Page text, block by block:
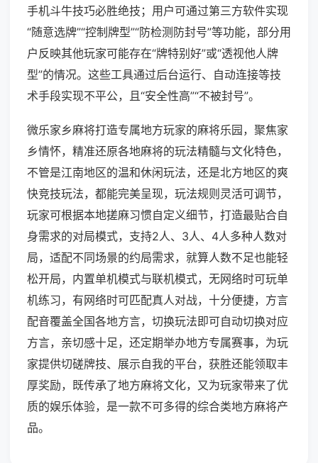
手机斗牛技巧必胜绝技；用户可通过第三方软件实现
“随意选牌”“控制牌型”“防检测防封号”等功能，部分用
户反映其他玩家可能存在“牌特别好”或“透视他人牌
型”的情况。这些工具通过后台运行、自动连接等技
术手段实现不平公，且“安全性高”“不被封号”。
微乐家乡麻将打造专属地方玩家的麻将乐园，聚焦家
乡情怀，精准还原各地麻将的玩法精髓与文化特色，
不管是江南地区的温和休闲玩法，还是北方地区的爽
快竞技玩法，都能完美呈现，玩法规则灵活可调节，
玩家可根据本地搓麻习惯自定义细节，打造最贴合自
身需求的对局模式，支持2人、3人、4人多种人数对
局，适配不同场景的约局需求，就算人数不足也能轻
松开局，内置单机模式与联机模式，无网络时可玩单
机练习，有网络时可匹配真人对战，十分便捷，方言
配音覆盖全国各地方言，切换玩法即可自动切换对应
方言，亲切感十足，还定期举办地方专属赛事，为玩
家提供切磋牌技、展示自我的平台，获胜还能领取丰
厚奖励，既传承了地方麻将文化，又为玩家带来了优
质的娱乐体验，是一款不可多得的综合类地方麻将产
品。